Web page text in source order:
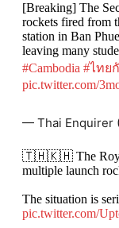
[Breaking] The
rockets fired from
station in Ban
leaving many
#Cambodia #ไทย
pic.twitter.com/
— Thai Enquirer
🇹🇭🇰🇭 The Royal
multiple launch
The situation is
pic.twitter.com/